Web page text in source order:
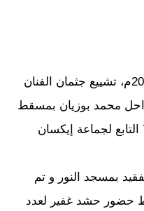
تم ظهر أمس الأحد 24 شتنبر 2023م، تشييع جثمان الفنان
محمد بوزيان بمسقط
رأسه بدوار إهداجن بالنومرو ن 7 التابع لجماعة إيكسان
بمسجد النور و تم
حضور حشد غفير لعدد